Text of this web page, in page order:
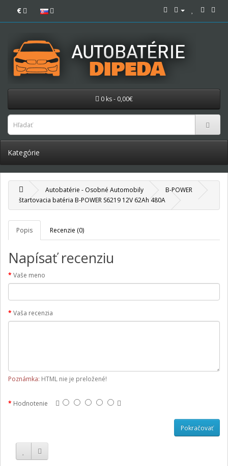
€
0 ks - 0,00€
Kategórie
Autobatérie - Osobné Automobily
B-POWER
štartovacia batéria B-POWER S6219 12V 62Ah 480A
Popis Recenzie (0)
Napísať recenziu
Vaše meno
Vaša recenzia
Poznámka: HTML nie je preložené!
Hodnotenie
Pokračovať